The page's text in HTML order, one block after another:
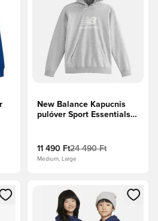
New Balance Kapucnis
pulóver Sport Essentials
11 490 Ft24 490 Ft
Medium, Large
vagy a tagként
Megnyit egy modált a